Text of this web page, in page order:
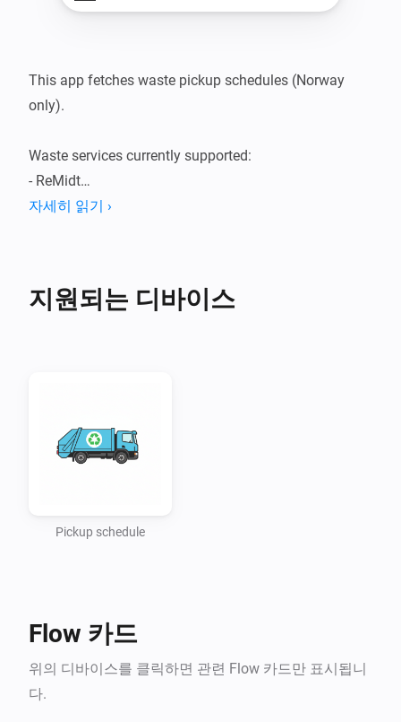
This app fetches waste pickup schedules (Norway
only).
Waste services currently supported:
- ReMidt
- Trondheim Renholdsverk (TRV)
- Fosen Renovasjon
- Sunnhordland Interkommunale Miljøverk (SIM)
- Renovasjon i Nordhordland, Gulen og Solund (NGIR)
- Hallingdal Renovasjon
- Søndre Helgeland Miljøverk (SHMIL)
자세히 읽기 ›
지원되는 디바이스
Pickup schedule
Flow 카드
위의 디바이스를 클릭하면 관련 Flow 카드만 표시됩니
다.